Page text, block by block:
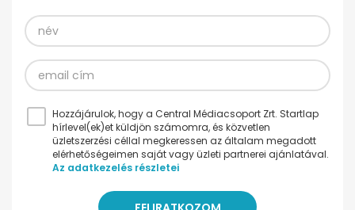
Hozzájárulok, hogy a Central Médiacsoport Zrt. Startlap
hírlevel(ek)et küldjön számomra, és közvetlen
üzletszerzési céllal megkeressen az általam megadott
elérhetőségeimen saját vagy üzleti partnerei ajánlatával.
Az adatkezelés részletei